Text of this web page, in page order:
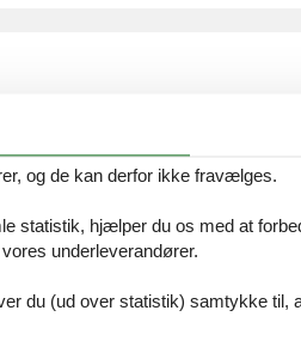
og de kan derfor ikke fravælges.
statistik, hjælper du os med at
underleverandører.
du (ud over statistik) samtykke til,